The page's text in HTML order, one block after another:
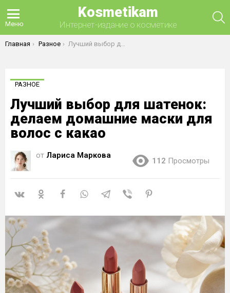
Меню
Kosmetikam
Интернет-издание о косметике
Вы здесь:
Главная Разное Лучший выбор для шатенок: делаем домашние маски для волос с какао
РАЗНОЕ
Лучший выбор для шатенок:
делаем домашние маски для
волос с какао
от Лариса Маркова
112 Просмотры